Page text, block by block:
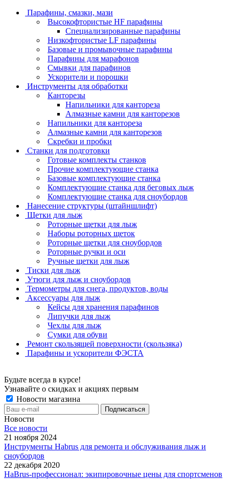
Парафины, смазки, мази
Высокофтористые HF парафины
Специализированные парафины
Низкофтористые LF парафины
Базовые и промывочные парафины
Парафины для марафонов
Смывки для парафинов
Ускорители и порошки
Инструменты для обработки
Канторезы
Напильники для кантореза
Алмазные камни для канторезов
Напильники для кантореза
Алмазные камни для канторезов
Скребки и пробки
Станки для подготовки
Готовые комплекты станков
Прочие комплектующие станка
Базовые комплектующие станка
Комплектующие станка для беговых лыж
Комплектующие станка для сноубордов
Нанесение структуры (штайншлифт)
Щетки для лыж
Роторные щетки для лыж
Наборы роторных щеток
Роторные щетки для сноубордов
Роторные ручки и оси
Ручные щетки для лыж
Тиски для лыж
Утюги для лыж и сноубордов
Термометры для снега, продуктов, воды
Аксессуары для лыж
Кейсы для хранения парафинов
Липучки для лыж
Чехлы для лыж
Сумки для обуви
Ремонт скользящей поверхности (скользяка)
Парафины и ускорители ФЭСТА
Будьте всегда в курсе!
Узнавайте о скидках и акциях первым
Новости магазина
Новости
Все новости
21 ноября 2024
Инструменты Habrus для ремонта и обслуживания лыж и
сноубордов
22 декабря 2020
HaBrus-профессионал: экипировочные цены для спортсменов